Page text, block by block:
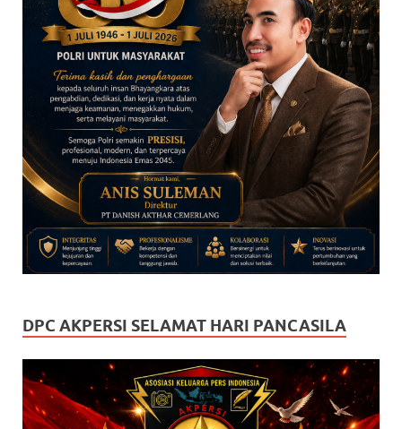
DPC AKPERSI SELAMAT HARI PANCASILA